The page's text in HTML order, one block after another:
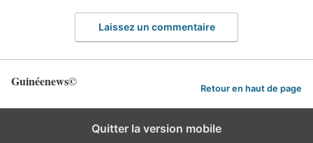
Laissez un commentaire
Guinéenews© Retour en haut de page
Quitter la version mobile